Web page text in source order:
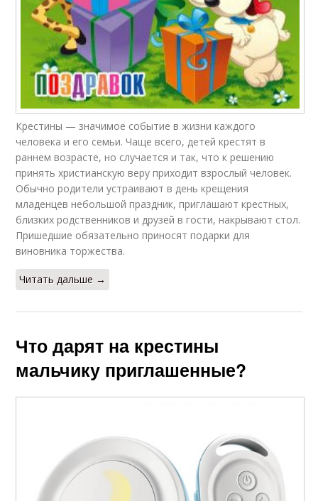
Крестины — значимое событие в жизни каждого
человека и его семьи. Чаще всего, детей крестят в
раннем возрасте, но случается и так, что к решению
принять христианскую веру приходит взрослый человек.
Обычно родители устраивают в день крещения
младенцев небольшой праздник, приглашают крестных,
близких родственников и друзей в гости, накрывают стол.
Пришедшие обязательно приносят подарки для
виновника торжества.
Читать дальше →
Что дарят на крестины
мальчику приглашенные?